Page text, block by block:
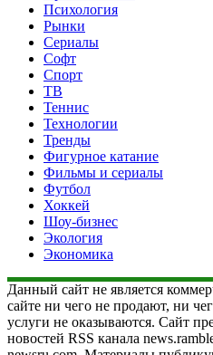
Психология
Рынки
Сериалы
Софт
Спорт
ТВ
Теннис
Технологии
Тренды
Фигурное катание
Фильмы и сериалы
Футбол
Хоккей
Шоу-бизнес
Экология
Экономика
Данный сайт не является
сайте ни чего не продают, ни
услуги не оказываются. Сайт
новостей RSS канала